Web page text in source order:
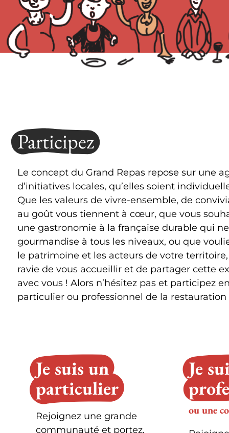
parrainage
remercier.
aux élus et
« Grand
Participez
Le concept du Grand Repas repose sur une
d’initiatives locales, qu’elles soient
Que les valeurs de vivre-ensemble, de
au goût vous tiennent à cœur, que vous
une gastronomie à la française durable qui
gourmandise à tous les niveaux, ou que
le patrimoine et les acteurs de votre territoire,
ravie de vous accueillir et de partager cette
avec vous ! Alors n’hésitez pas et participez
particulier ou professionnel de la restauration
Je suis un
particulier
Rejoignez une grande
communauté et portez,
Je
ou une